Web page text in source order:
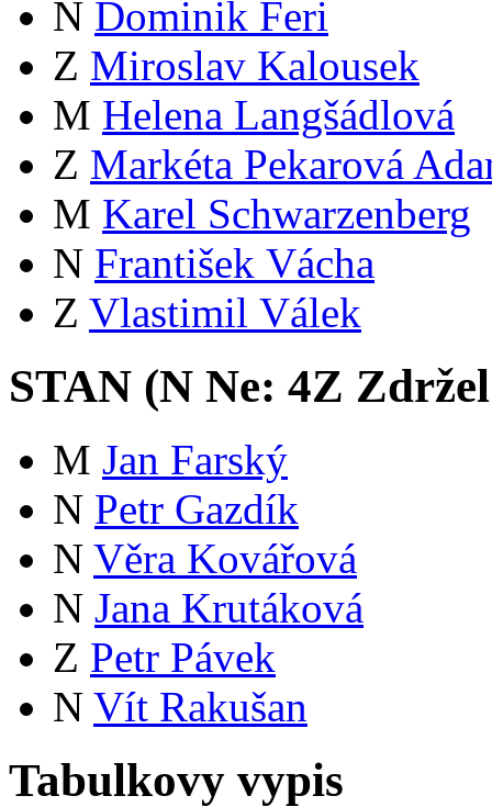
N Dominik Feri
Z Miroslav Kalousek
M Helena Langšádlová
Z Markéta Pekarová
M Karel Schwarzenberg
N František Vácha
Z Vlastimil Válek
STAN (N Ne: 4Z
M Jan Farský
N Petr Gazdík
N Věra Kovářová
N Jana Krutáková
Z Petr Pávek
N Vít Rakušan
Tabulkovy vypis